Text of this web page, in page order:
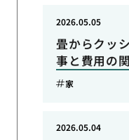
畳からクッ
事と費用の
2026.05.05
家
2026.05.04